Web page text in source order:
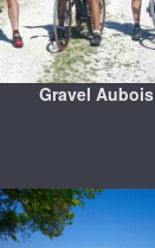
Gravel Aubois